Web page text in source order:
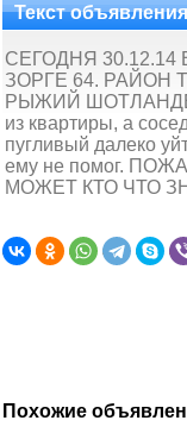
Текст объявления
СЕГОДНЯ 30.12.14
ЗОРГЕ 64. РАЙОН
РЫЖИЙ
из квартиры, а
пугливый далеко
ему не помог.
МОЖЕТ КТО ЧТО
Похожие